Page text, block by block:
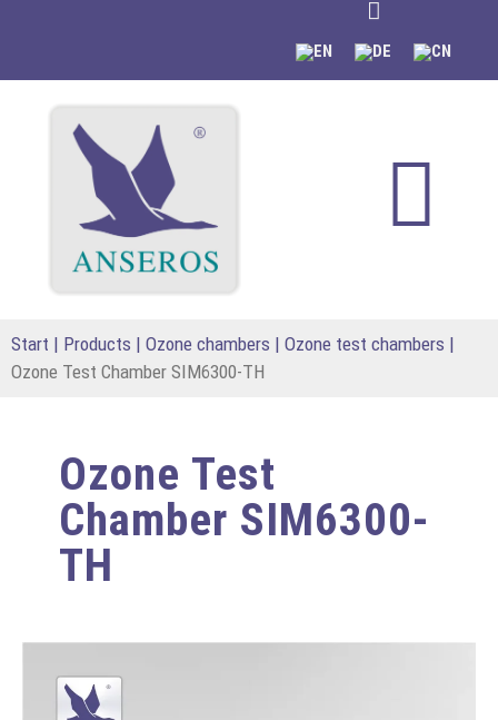
Start | Products | Ozone chambers | Ozone test chambers |
Ozone Test Chamber SIM6300-TH
Ozone Test
Chamber SIM6300-
TH